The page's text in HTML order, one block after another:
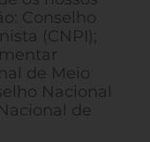
Conselho
(CNPI);
de Meio
Nacional
de